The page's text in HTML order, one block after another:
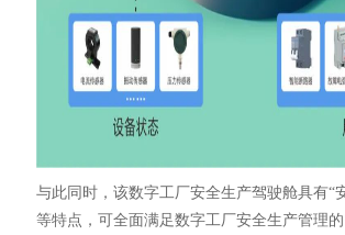
与此同时，该数字工厂安全生产驾驶舱具有“
等特点，可全面满足数字工厂安全生产管理